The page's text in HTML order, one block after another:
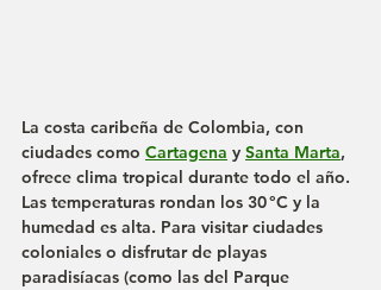
La costa caribeña de Colombia, con
ciudades como Cartagena y Santa Marta,
ofrece clima tropical durante todo el año.
Las temperaturas rondan los 30 °C y la
humedad es alta. Para visitar ciudades
coloniales o disfrutar de playas
paradisíacas (como las del Parque